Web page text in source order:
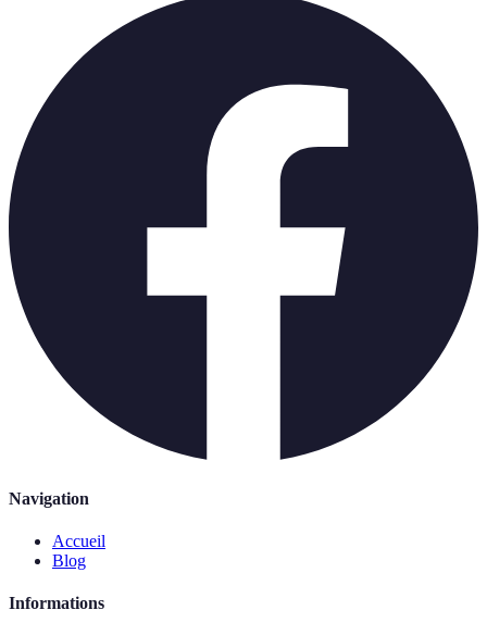
Navigation
Accueil
Blog
Informations